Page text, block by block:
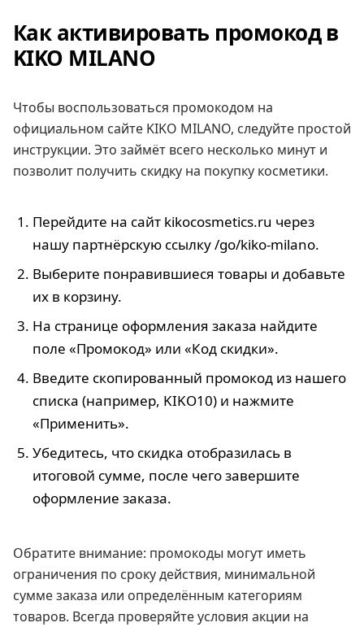
Как активировать промокод в
KIKO MILANO
Чтобы воспользоваться промокодом на
официальном сайте KIKO MILANO, следуйте простой
инструкции. Это займёт всего несколько минут и
позволит получить скидку на покупку косметики.
Перейдите на сайт kikocosmetics.ru через
нашу партнёрскую ссылку /go/kiko-milano.
Выберите понравившиеся товары и добавьте
их в корзину.
На странице оформления заказа найдите
поле «Промокод» или «Код скидки».
Введите скопированный промокод из нашего
списка (например, KIKO10) и нажмите
«Применить».
Убедитесь, что скидка отобразилась в
итоговой сумме, после чего завершите
оформление заказа.
Обратите внимание: промокоды могут иметь
ограничения по сроку действия, минимальной
сумме заказа или определённым категориям
товаров. Всегда проверяйте условия акции на